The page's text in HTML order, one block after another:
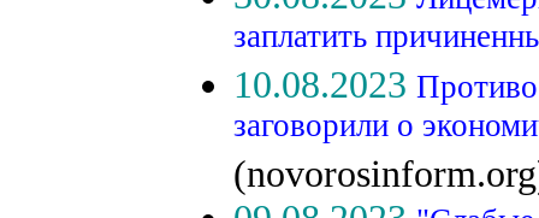
заплатить
10.08.2023
заговорили о